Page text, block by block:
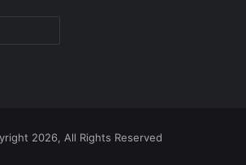
2026, All Rights Reserved